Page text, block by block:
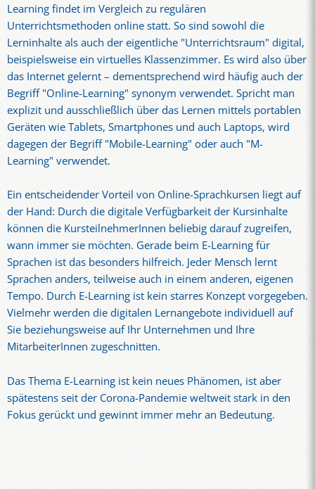
Learning findet im Vergleich zu regulären
Unterrichtsmethoden online statt. So sind sowohl die
Lerninhalte als auch der eigentliche "Unterrichtsraum" digital,
beispielsweise ein virtuelles Klassenzimmer. Es wird also über
das Internet gelernt – dementsprechend wird häufig auch der
Begriff "Online-Learning" synonym verwendet. Spricht man
explizit und ausschließlich über das Lernen mittels portablen
Geräten wie Tablets, Smartphones und auch Laptops, wird
dagegen der Begriff "Mobile-Learning" oder auch "M-
Learning" verwendet.
Ein entscheidender Vorteil von Online-Sprachkursen liegt auf
der Hand: Durch die digitale Verfügbarkeit der Kursinhalte
können die KursteilnehmerInnen beliebig darauf zugreifen,
wann immer sie möchten. Gerade beim E-Learning für
Sprachen ist das besonders hilfreich. Jeder Mensch lernt
Sprachen anders, teilweise auch in einem anderen, eigenen
Tempo. Durch E-Learning ist kein starres Konzept vorgegeben.
Vielmehr werden die digitalen Lernangebote individuell auf
Sie beziehungsweise auf Ihr Unternehmen und Ihre
MitarbeiterInnen zugeschnitten.
Das Thema E-Learning ist kein neues Phänomen, ist aber
spätestens seit der Corona-Pandemie weltweit stark in den
Fokus gerückt und gewinnt immer mehr an Bedeutung.